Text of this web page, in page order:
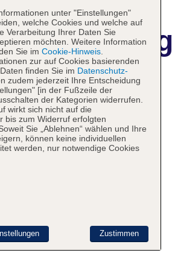
Unterkunft
unter "Einstellungen"
welche Cookies und welche auf
Verarbeitung Ihrer Daten Sie
möchten. Weitere Information
Sie im Cookie-Hinweis.
zur auf Cookies basierenden
finden Sie im Datenschutz-
zudem jederzeit Ihre Entscheidung
[in der Fußzeile der
der Kategorien widerrufen.
wirkt sich nicht auf die
bis zum Widerruf erfolgten
Sie „Ablehnen“ wählen und Ihre
können keine individuellen
werden, nur notwendige Cookies
Zustimmen